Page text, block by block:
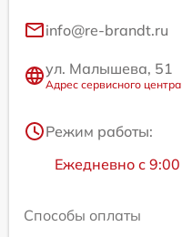
info@re-brandt.ru
ул. Малышева, 51
Адрес сервисного
Режим работы:
Ежедневно с
Способы оплаты